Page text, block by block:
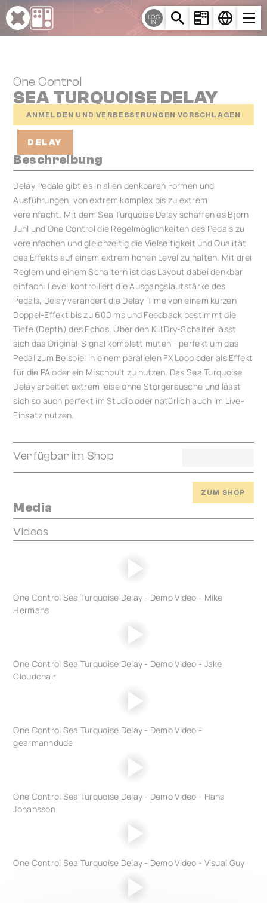
Cookie-Einstellungen
LOG
IN
One Control
SEA TURQUOISE DELAY
ANMELDEN UND VERBESSERUNGEN VORSCHLAGEN
DELAY
Beschreibung
Delay Pedale gibt es in allen denkbaren Formen und
Ausführungen, von extrem komplex bis zu extrem
vereinfacht. Mit dem Sea Turquoise Delay schaffen es Bjorn
Juhl und One Control die Regelmöglichkeiten des Pedals zu
vereinfachen und gleichzeitig die Vielseitigkeit und Qualität
des Effekts auf einem extrem hohen Level zu halten. Mit drei
Reglern und einem Schaltern ist das Layout dabei denkbar
einfach: Level kontrolliert die Ausgangslautstärke des
Pedals, Delay verändert die Delay-Time von einem kurzen
Doppel-Effekt bis zu 600 ms und Feedback bestimmt die
Tiefe (Depth) des Echos. Über den Kill Dry-Schalter lässt
sich das Original-Signal komplett muten - perfekt um das
Pedal zum Beispiel in einem parallelen FX Loop oder als Effekt
für die PA oder ein Mischpult zu nutzen. Das Sea Turquoise
Delay arbeitet extrem leise ohne Störgeräusche und lässt
sich so auch perfekt im Studio oder natürlich auch im Live-
Einsatz nutzen.
Verfügbar im Shop
ZUM SHOP
Media
Videos
One Control Sea Turquoise Delay - Demo Video - Mike
Hermans
One Control Sea Turquoise Delay - Demo Video - Jake
Cloudchair
One Control Sea Turquoise Delay - Demo Video -
gearmanndude
One Control Sea Turquoise Delay - Demo Video - Hans
Johansson
One Control Sea Turquoise Delay - Demo Video - Visual Guy